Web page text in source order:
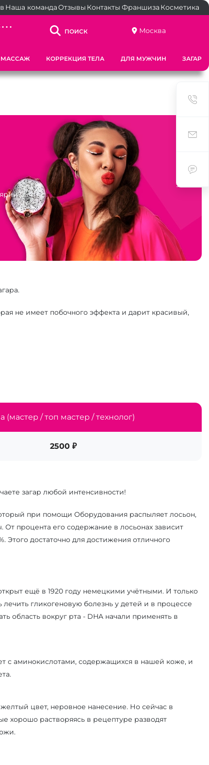
Наша командаОтзывы Контакты Франшиза Косметика
. .
ПОИСК Москва
МАССАЖ КОРРЕКЦИЯ ТЕЛА ДЛЯ МУЖЧИН ЗАГАР
не имеет побочного эффекта и дарит красивый,
(мастер / топ мастер / технолог)
2500 ₽
загар любой интенсивности!
при помощи Оборудования распыляет лосьон,
процента его содержание в лосьонах зависит
Этого достаточно для достижения отличного
ещё в 1920 году немецкими учётными. И только
гликогеновую болезнь у детей и в процессе
область вокруг рта - DHA начали применять в
с аминокислотами, содержащихся в нашей коже, и
цвет, неровное нанесение. Но сейчас в
хорошо растворяясь в рецептуре разводят